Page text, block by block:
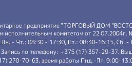
предприятие "ТОРГОВЫЙ ДОМ
исполнительным комитетом от
Пн. - Чт.: 08:30 - 17:30, Пт.: 08:30-16:15, Сб.
по телефону: +375 (17) 357-29-37.
270-70-63, время работы Пнд.-Пт. 9:00-